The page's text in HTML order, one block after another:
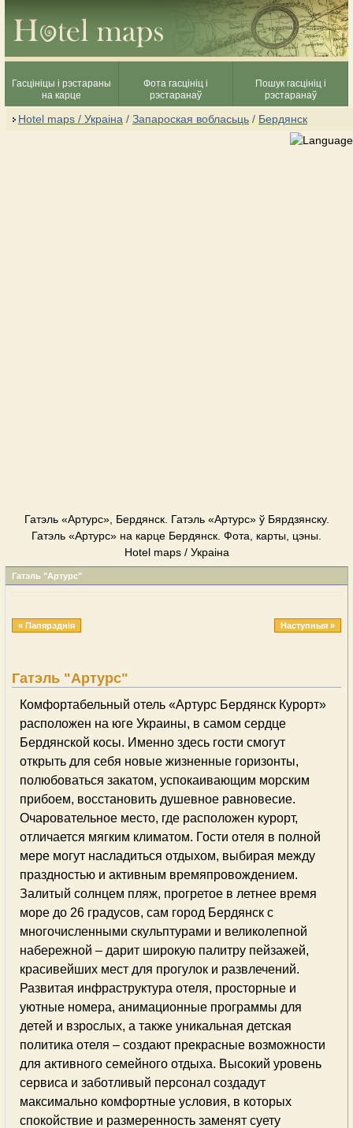
Гасцініцы і рэстараны
на карце
Фота гасцініц і
рэстаранаў
Пошук гасцініц і
рэстаранаў
Hotel maps / Украіна / Запароская вобласьць / Бердянск
Гатэль «Артурс», Бердянск. Гатэль «Артурс» ў Бярдзянску.
Гатэль «Артурс» на карце Бердянск. Фота, карты, цэны.
Hotel maps / Украіна
Гатэль "Артурс"
« Папярэднія Наступныя »
Гатэль "Артурс"
Комфортабельный отель «Артурс Бердянск Курорт»
расположен на юге Украины, в самом сердце
Бердянской косы. Именно здесь гости смогут
открыть для себя новые жизненные горизонты,
полюбоваться закатом, успокаивающим морским
прибоем, восстановить душевное равновесие.
Очаровательное место, где расположен курорт,
отличается мягким климатом. Гости отеля в полной
мере могут насладиться отдыхом, выбирая между
праздностью и активным времяпровождением.
Залитый солнцем пляж, прогретое в летнее время
море до 26 градусов, сам город Бердянск с
многочисленными скульптурами и великолепной
набережной – дарит широкую палитру пейзажей,
красивейших мест для прогулок и развлечений.
Развитая инфраструктура отеля, просторные и
уютные номера, анимационные программы для
детей и взрослых, а также уникальная детская
политика отеля – создают прекрасные возможности
для активного семейного отдыха. Высокий уровень
сервиса и заботливый персонал создадут
максимально комфортные условия, в которых
спокойствие и размеренность заменят суету